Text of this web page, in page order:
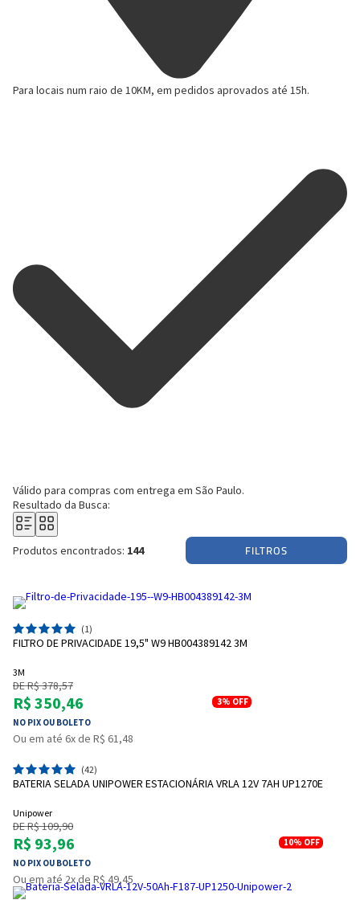
Para locais num raio de 10KM, em pedidos aprovados até 15h.
Válido para compras com entrega em São Paulo.
Resultado da Busca:
Produtos encontrados: 144 FILTROS
(1)
FILTRO DE PRIVACIDADE 19,5" W9 HB004389142 3M
3M
DE R$ 378,57
R$ 350,46
NO PIX OU BOLETO
3% OFF
Ou em até 6x de R$ 61,48
(42)
BATERIA SELADA UNIPOWER ESTACIONÁRIA VRLA 12V 7AH UP1270E
Unipower
DE R$ 109,90
R$ 93,96
NO PIX OU BOLETO
10% OFF
Ou em até 2x de R$ 49,45